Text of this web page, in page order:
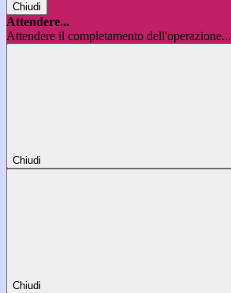
Chiudi
Attendere...
Attendere il completamento dell'operazione...
Chiudi
Chiudi